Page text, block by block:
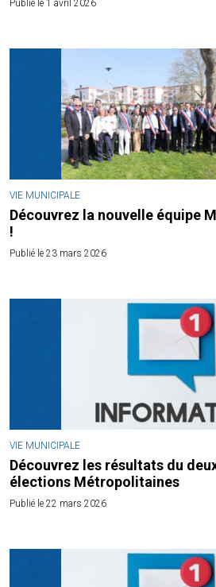
Publié le 1 avril 2026
VIE MUNICIPALE
Découvrez la nouvelle équipe
!
Publié le 23 mars 2026
VIE MUNICIPALE
Découvrez les résultats du
élections Métropolitaines
Publié le 22 mars 2026